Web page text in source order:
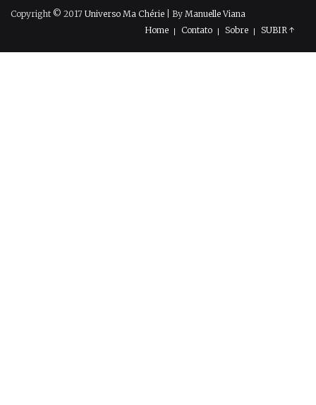
Copyright © 2017 Universo Ma Chérie | By Manuelle Viana
Home
Contato Sobre SUBIR ↑